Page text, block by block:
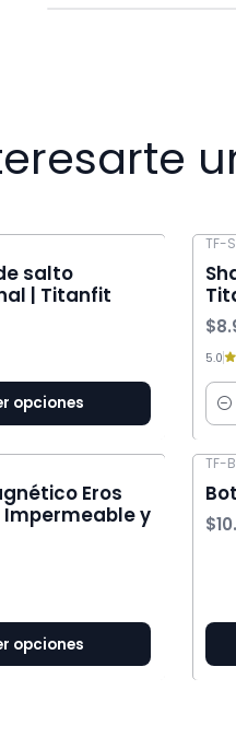
salto
| Titanfit
opciones
TF-
5.0
Eros
Impermeable y
opciones
TF-